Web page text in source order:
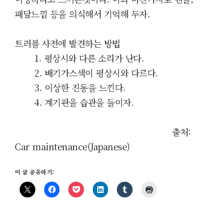
패달느낌 등을 의식해서 기억해 두자.
트러블 사전에 발견하는 방법
1. 평상시와 다른 소리가 난다.
2. 배기가스색이 평상시와 다르다.
3. 이상한 진동을 느낀다.
4. 계기판을 습관을 들이자.
출처:
Car maintenance(Japanese)
이 글 공유하기: